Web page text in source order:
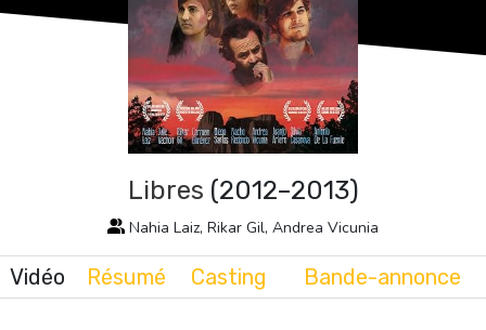
Libres (2012–2013)
Nahia Laiz, Rikar Gil, Andrea Vicunia
Vidéo Résumé Casting Bande-annonce